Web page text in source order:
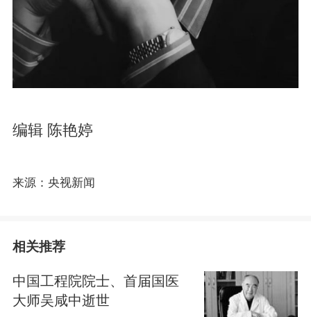
编辑 陈艳婷
来源：央视新闻
相关推荐
中国工程院院士、首届国医
大师吴咸中逝世